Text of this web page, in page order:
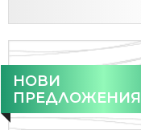
НОВИ
ПРЕДЛОЖЕНИЯ